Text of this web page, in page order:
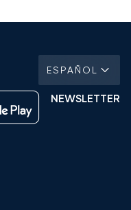
ESPAÑOL
NEWSLETTER